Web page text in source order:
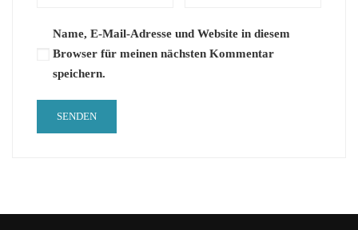
Name, E-Mail-Adresse und Website in diesem
Browser für meinen nächsten Kommentar
speichern.